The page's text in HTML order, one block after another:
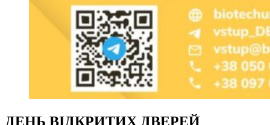
ДЕНЬ ВІДКРИТИХ ДВЕРЕЙ